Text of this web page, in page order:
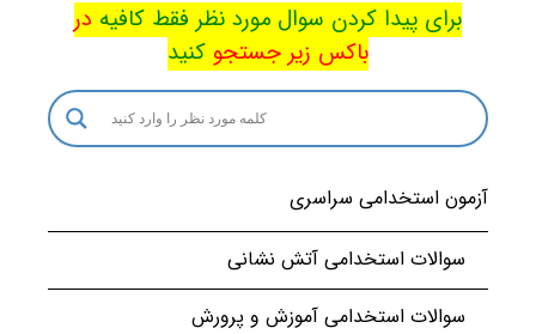
برای پیدا کردن سوال مورد نظر فقط کافیه در
باکس زیر جستجو کنید
آزمون استخدامی سراسری
سوالات استخدامی آتش نشانی
سوالات استخدامی آموزش و پرورش